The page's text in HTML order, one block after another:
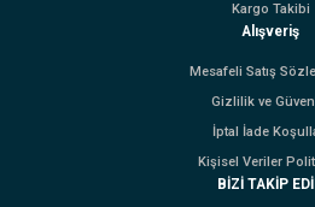
Kargo Takibi
Alışveriş
Mesafeli Satış
Gizlilik ve
İptal İade
Kişisel Veriler
BİZİ TAKİP